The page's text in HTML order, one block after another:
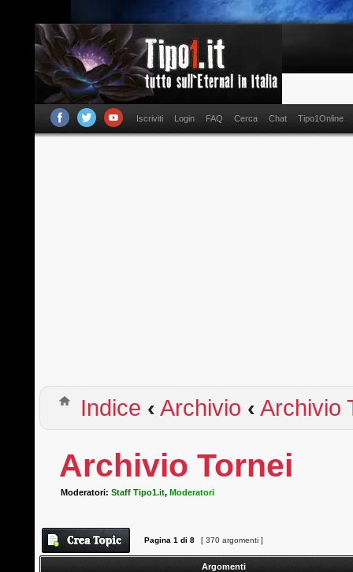
Iscriviti Login FAQ Cerca Chat Tipo1Online
Indice ‹ Archivio ‹ Archivio
Archivio Tornei
Moderatori:Staff Tipo1.it,Moderatori
Pagina1 di8 [ 370 argomenti ]
Argomenti